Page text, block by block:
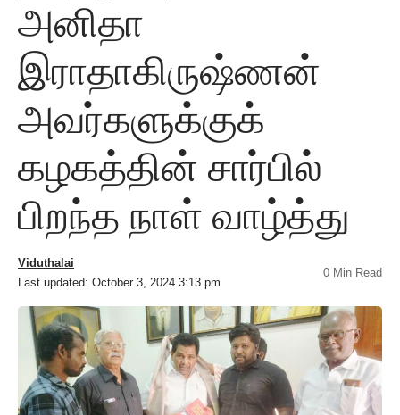
அனிதா
இராதாகிருஷ்ணன்
அவர்களுக்குக்
கழகத்தின் சார்பில்
பிறந்த நாள் வாழ்த்து
Last updated: October 3, 2024 3:13 pm
Viduthalai
0 Min Read